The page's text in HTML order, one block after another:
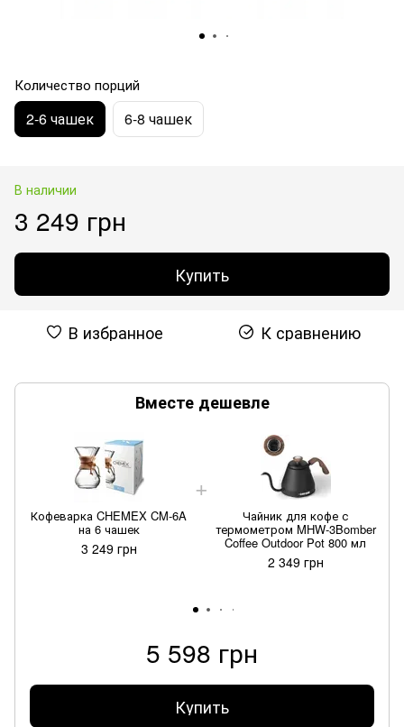
Количество порций
2-6 чашек 6-8 чашек
В наличии
3 249 грн
Купить
В избранное К сравнению
Вместе дешевле
Кофеварка CHEMEX CM-6A
на 6 чашек
3 249 грн
Чайник для кофе с
термометром MHW-3Bomber
Coffee Outdoor Pot 800 мл
2 349 грн
5 598 грн
Купить